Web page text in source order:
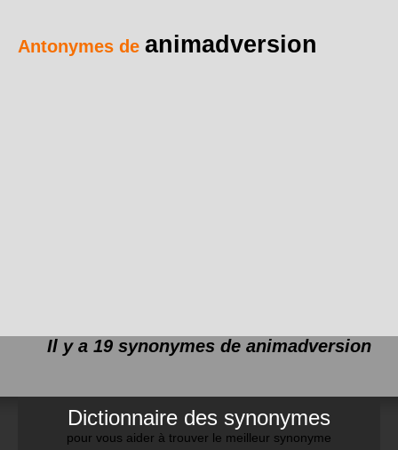
Antonymes de animadversion
Il y a 19 synonymes de animadversion
Dictionnaire des synonymes
pour vous aider à trouver le meilleur synonyme